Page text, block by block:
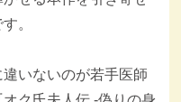
。
いないのが若手医師